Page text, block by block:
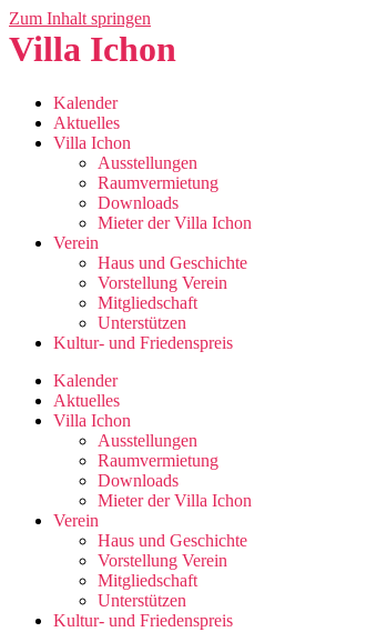
Zum Inhalt springen
Villa Ichon
Kalender
Aktuelles
Villa Ichon
Ausstellungen
Raumvermietung
Downloads
Mieter der Villa Ichon
Verein
Haus und Geschichte
Vorstellung Verein
Mitgliedschaft
Unterstützen
Kultur- und Friedenspreis
Kalender
Aktuelles
Villa Ichon
Ausstellungen
Raumvermietung
Downloads
Mieter der Villa Ichon
Verein
Haus und Geschichte
Vorstellung Verein
Mitgliedschaft
Unterstützen
Kultur- und Friedenspreis